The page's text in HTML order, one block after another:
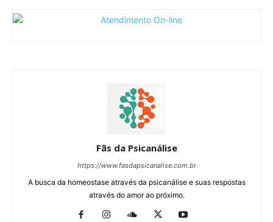
Fãs da Psicanálise
https://www.fasdapsicanalise.com.br
A busca da homeostase através da psicanálise e suas respostas
através do amor ao próximo.